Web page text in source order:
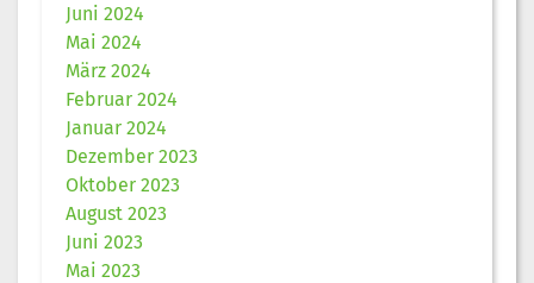
Juni 2024
Mai 2024
März 2024
Februar 2024
Januar 2024
Dezember 2023
Oktober 2023
August 2023
Juni 2023
Mai 2023